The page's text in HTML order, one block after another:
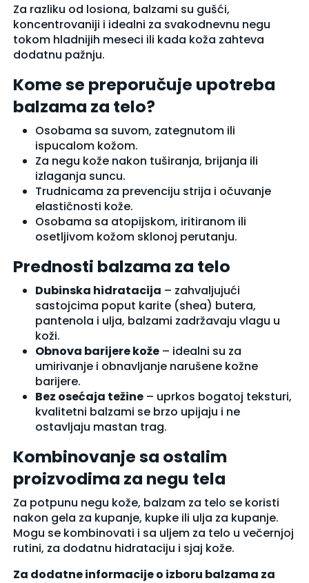
Za razliku od losiona, balzami su gušći,
koncentrovaniji i idealni za svakodnevnu negu
tokom hladnijih meseci ili kada koža zahteva
dodatnu pažnju.
Kome se preporučuje upotreba
balzama za telo?
Osobama sa suvom, zategnutom ili
ispucalom kožom.
Za negu kože nakon tuširanja, brijanja ili
izlaganja suncu.
Trudnicama za prevenciju strija i očuvanje
elastičnosti kože.
Osobama sa atopijskom, iritiranom ili
osetljivom kožom sklonoj perutanju.
Prednosti balzama za telo
Dubinska hidratacija – zahvaljujući
sastojcima poput karite (shea) butera,
pantenola i ulja, balzami zadržavaju vlagu u
koži.
Obnova barijere kože– idealni su za
umirivanje i obnavljanje narušene kožne
barijere.
Bez osećaja težine– uprkos bogatoj teksturi,
kvalitetni balzami se brzo upijaju i ne
ostavljaju mastan trag.
Kombinovanje sa ostalim
proizvodima za negu tela
Za potpunu negu kože, balzam za telo se koristi
nakon gela za kupanje, kupkeili ulja za kupanje.
Mogu se kombinovati i sa uljem za telo u večernjoj
rutini, za dodatnu hidrataciju i sjaj kože.
Za dodatne informacije o izboru balzama za